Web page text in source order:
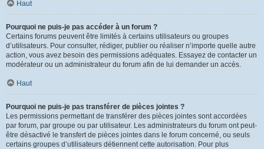
Haut
Pourquoi ne puis-je pas accéder à un forum ?
Certains forums peuvent être limités à certains utilisateurs ou groupes
d’utilisateurs. Pour consulter, rédiger, publier ou réaliser n’importe quelle autre
action, vous avez besoin des permissions adéquates. Essayez de contacter un
modérateur ou un administrateur du forum afin de lui demander un accès.
Haut
Pourquoi ne puis-je pas transférer de pièces jointes ?
Les permissions permettant de transférer des pièces jointes sont accordées
par forum, par groupe ou par utilisateur. Les administrateurs du forum ont peut-
être désactivé le transfert de pièces jointes dans le forum concerné, ou seuls
certains groupes d’utilisateurs détiennent cette autorisation. Pour plus